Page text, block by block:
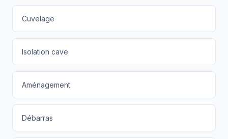
Cuvelage
Isolation cave
Aménagement
Débarras